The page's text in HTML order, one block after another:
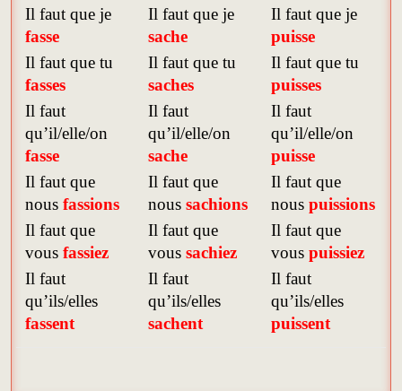
Il faut que je
fasse
Il faut que tu
fasses
Il faut
qu’il/elle/on
fasse
Il faut que
nous fassions
Il faut que
vous fassiez
Il faut
qu’ils/elles
fassent
Il faut que je
sache
Il faut que tu
saches
Il faut
qu’il/elle/on
sache
Il faut que
nous sachions
Il faut que
vous sachiez
Il faut
qu’ils/elles
sachent
Il faut que je
puisse
Il faut que tu
puisses
Il faut
qu’il/elle/on
puisse
Il faut que
nous puissions
Il faut que
vous puissiez
Il faut
qu’ils/elles
puissent